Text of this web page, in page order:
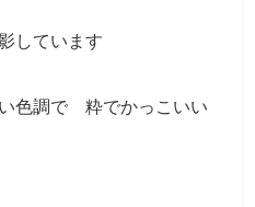
しています
色調で 粋でかっこいい